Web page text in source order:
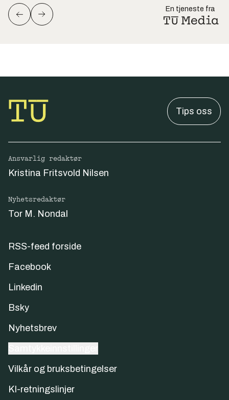
En tjeneste fra
Tips oss
Ansvarlig redaktør
Kristina Fritsvold Nilsen
Nyhetsredaktør
Tor M. Nondal
RSS-feed forside
Facebook
Linkedin
Bsky
Nyhetsbrev
Vilkår og bruksbetingelser
KI-retningslinjer